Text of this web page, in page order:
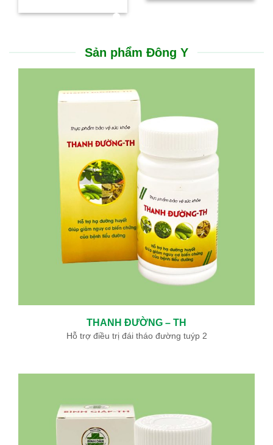
Sản phẩm Đông Y
THANH ĐƯỜNG – TH
Hỗ trợ điều trị đái tháo đường tuýp 2